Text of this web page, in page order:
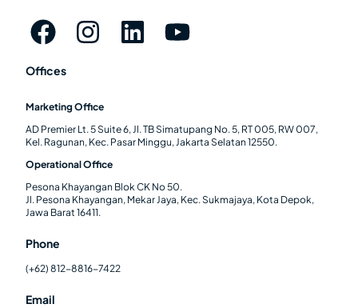
Offices
Marketing Office
AD Premier Lt. 5 Suite 6, Jl. TB Simatupang No. 5, RT 005, RW 007,
Kel. Ragunan, Kec. Pasar Minggu, Jakarta Selatan 12550.
Operational Office
Pesona Khayangan Blok CK No 50.
Jl. Pesona Khayangan, Mekar Jaya, Kec. Sukmajaya, Kota Depok,
Jawa Barat 16411.
Phone
(+62) 812-8816-7422
Email